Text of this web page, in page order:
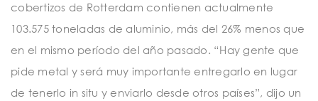
cobertizos de Rotterdam contienen actualmente
103.575 toneladas de aluminio, más del 26% menos que
en el mismo período del año pasado. “Hay gente que
pide metal y será muy importante entregarlo en lugar
de tenerlo in situ y enviarlo desde otros países”, dijo un